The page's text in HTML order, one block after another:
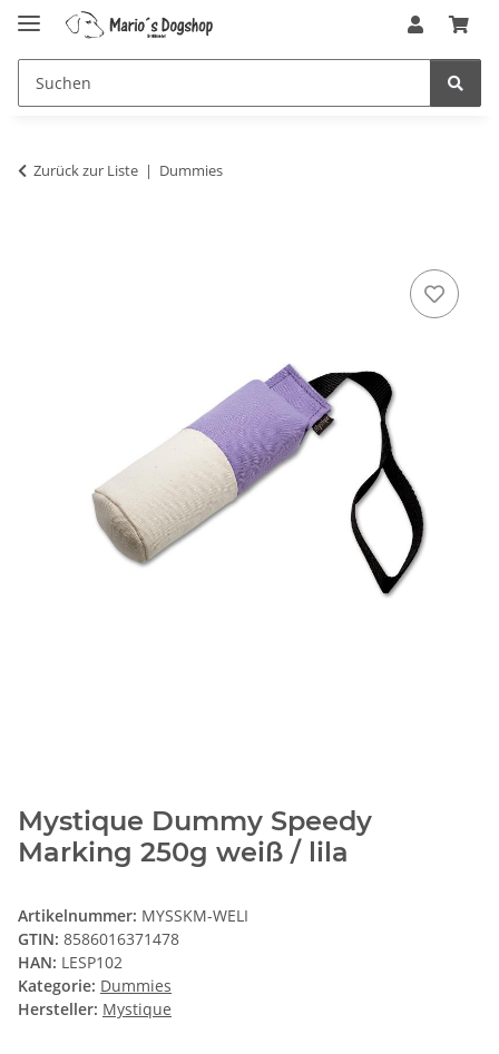
Zurück zur Liste Dummies
Mystique Dummy Speedy
Marking 250g weiß / lila
Artikelnummer: MYSSKM-WELI
GTIN: 8586016371478
HAN: LESP102
Kategorie: Dummies
Hersteller: Mystique